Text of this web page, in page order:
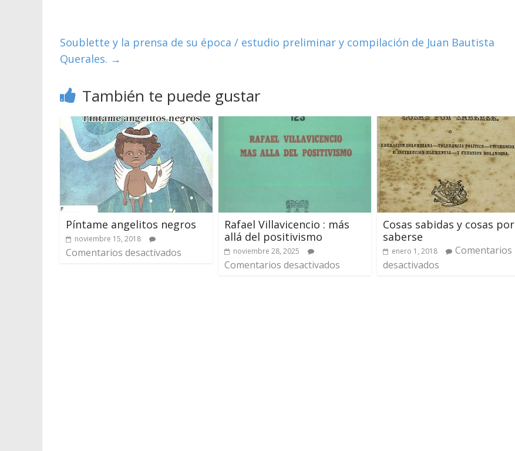
Soublette y la prensa de su época / estudio preliminar y compilación de Juan Bautista
Querales. →
También te puede gustar
Píntame angelitos negros
noviembre 15, 2018
Comentarios desactivados
Rafael Villavicencio : más
allá del positivismo
noviembre 28, 2025
Comentarios desactivados
Cosas sabidas y cosas por
saberse
enero 1, 2018
Comentarios
desactivados